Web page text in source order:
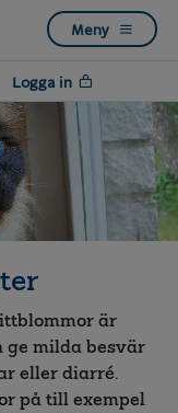
Meny
Logga in
är
milda besvär
eller diarré.
på till exempel